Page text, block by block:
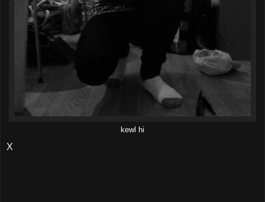
kewl hi
X